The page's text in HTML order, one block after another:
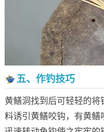
五、作钓技巧
黄鳝洞找到后可轻轻的
料诱引黄鳝咬钩，有黄